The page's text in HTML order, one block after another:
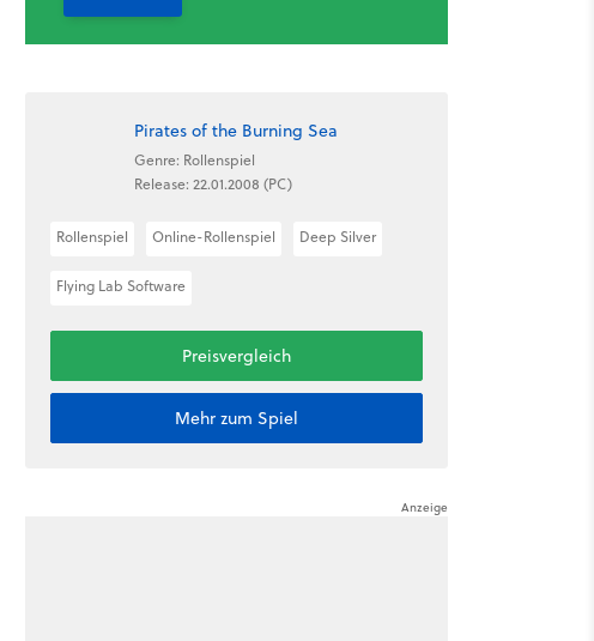
Pirates of the Burning Sea
Genre: Rollenspiel
Release: 22.01.2008 (PC)
Rollenspiel Online-Rollenspiel Deep Silver
Flying Lab Software
Preisvergleich
Mehr zum Spiel